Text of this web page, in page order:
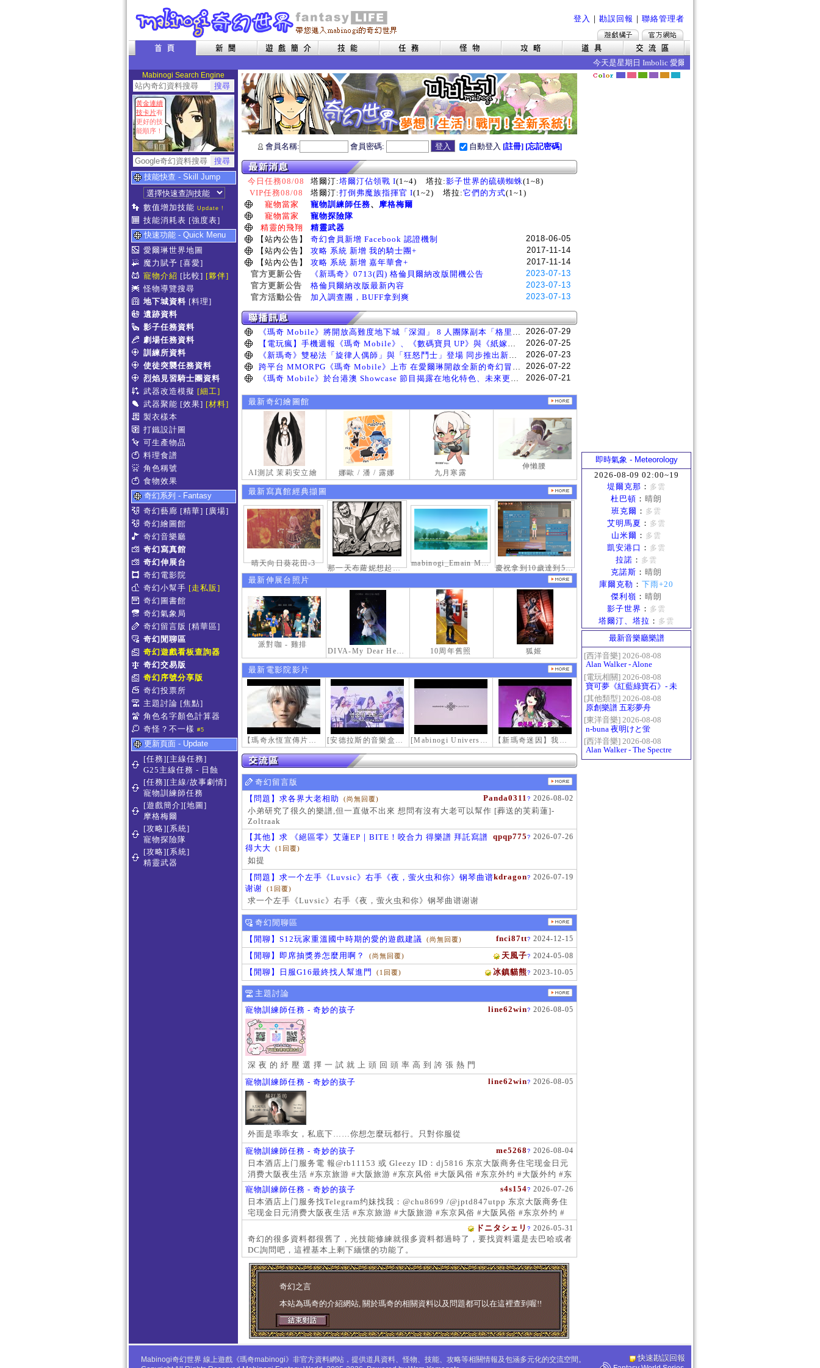
登入 ｜ 勘誤回報 ｜ 聯絡管理者
今天是星期日 Imbolic 愛爾琳立春 今日的效果如下 ‧暴擊率提
Mabinogi Search Engine
黃金連續
技卡片有
更好的技
能順序！
技能快查 - Skill Jump
數值增加技能 Update !
技能消耗表 [強度表]
快速功能 - Quick Menu
愛爾琳世界地圖
魔力賦予 [喜愛]
寵物介紹 [比較] [夥伴]
怪物導覽搜尋
地下城資料 [料理]
遺跡資料
影子任務資料
劇場任務資料
訓練所資料
使徒突襲任務資料
烈焰見習騎士團資料
武器改造模擬 [細工]
武器聚能 [效果] [材料]
製衣樣本
打鐵設計圖
可生產物品
料理食譜
角色稱號
食物效果
奇幻系列 - Fantasy
奇幻藝廊 [精華] [廣場]
奇幻繪圖館
奇幻音樂廳
奇幻寫真館
奇幻伸展台
奇幻電影院
奇幻小幫手 [走私販]
奇幻圖書館
奇幻氣象局
奇幻留言版 [精華區]
奇幻閒聊區
奇幻遊戲看板查詢器
奇幻交易版
奇幻序號分享版
奇幻投票所
主題討論 [焦點]
角色名字顏色計算器
奇怪？不一樣 #5
更新頁面 - Update
[任務][主線任務]
G25主線任務 - 日蝕
[任務][主線/故事劇情]
寵物訓練師任務
[遊戲簡介][地圖]
摩格梅爾
[攻略][系統]
寵物探險隊
[攻略][系統]
精靈武器
會員名稱: 會員密碼: 自動登入 [註冊] [忘記密碼]
今日任務08/08 塔爾汀:塔爾汀佔領戰 I(1~4) 塔拉:影子世界的硫磺蜘蛛(1~8)
VIP任務08/08
塔爾汀:打倒弗魔族指揮官 I(1~2) 塔拉:它們的方式(1~1)
寵物當家
寵物訓練師任務、 摩格梅爾
寵物當家
寵物探險隊
精靈的飛翔
精靈武器
【站內公告】
奇幻會員新增 Facebook 認證機制
2018-06-05
【站內公告】
攻略 系統 新增 我的騎士團+
2017-11-14
【站內公告】
攻略 系統 新增 嘉年華會+
2017-11-14
官方更新公告
《新瑪奇》0713(四) 格倫貝爾納改版開機公告
2023-07-13
官方更新公告
格倫貝爾納改版最新內容
2023-07-13
官方活動公告
加入調查團，BUFF拿到爽 2023-07-13
《瑪奇 Mobile》將開放高難度地下城「深淵」 8 人團隊副本「格里斯貝恩」將於 8 月 5 日登場
2026-07-29
【電玩瘋】手機週報《瑪奇 Mobile》、《數碼寶貝 UP》與《紙嫁衣 9 羅浮夢》等遊戲
2026-07-25
《新瑪奇》雙秘法「旋律人偶師」與「狂怒鬥士」登場 同步推出新系統「神秘工坊」
2026-07-23
跨平台 MMORPG《瑪奇 Mobile》上市 在愛爾琳開啟全新的奇幻冒險生活
2026-07-22
《瑪奇 Mobile》於台港澳 Showcase 節目揭露在地化特色、未來更新計畫等內容 首次公開台灣動畫
2026-07-21
最新奇幻繪圖館
AI測試 茉莉安立繪 娜歐 / 潘 / 露娜 九月寒露
伸懶腰
最新寫真館經典擷圖
晴天向日葵花田-3
那一天布蘿妮想起老佛的奶油手
mabinogi_Emain Macha_0900-1200_1
慶祝拿到10歲達到50級稱號紀念照
最新伸展台照片
派對咖 - 雞排
DIVA-My Dear Heroine- 10周年舊照 狐姬
最新電影院影片
【瑪奇永恆宣傳片】最初的感動 [安德拉斯的音樂盒｜靈魂的音樂盒] Mabinogi OST - Music Box of the Soul | Crossover COVER [Mabinogi Universe] 謝謝你來到這個世界... 【新瑪奇迷因】我更喜歡你
奇幻留言版
Panda0311 ? 2026-08-02
【問題】求各界大老相助 (尚無回覆)
小弟研究了很久的樂譜,但一直做不出來 想問有沒有大老可以幫作 [葬送的芙莉蓮]-
Zoltraak
qpqp775 ? 2026-07-26
【其他】求 《絕區零》艾蓮EP｜BITE！咬合力 得樂譜 拜託寫譜
得大大
(1回覆)
如提
kdragon? 2026-07-19
【問題】求一个左手《Luvsic》右手《夜，萤火虫和你》钢琴曲谱
谢谢
(1回覆)
求一个左手《Luvsic》右手《夜，萤火虫和你》钢琴曲谱谢谢
奇幻閒聊區
fnci87tt? 2024-12-15
【閒聊】S12玩家重溫國中時期的愛的遊戲建議 (尚無回覆)
天風子? 2024-05-08
【閒聊】即席抽獎券怎麼用啊？ (尚無回覆)
冰鎮貓熊? 2023-10-05
【閒聊】日服G16最終找人幫進門 (1回覆)
主題討論
line62win? 2026-08-05
寵物訓練師任務 - 奇妙的孩子
深 夜 的 紓 壓 選 擇 一 試 就 上 頭 回 頭 率 高 到 誇 張 熱 門
line62win? 2026-08-05
寵物訓練師任務 - 奇妙的孩子
外面是乖乖女，私底下……你想怎麼玩都行。只對你服從
me5268 ? 2026-08-04
寵物訓練師任務 - 奇妙的孩子
日本酒店上门服务電 報@rb11153 或 Gleezy ID：dj5816 东京大阪商务住宅现金日元
消费大阪夜生活 #东京旅游 #大阪旅游 #东京风俗 #大阪风俗 #东京外约 #大阪外约 #东
京上门服务 #大阪上门服务新宿风俗 #梅田风俗 #歌舞伎町 #日本女孩 #大阪女孩 #日
本萝莉 #大阪萝莉 #日本学生妹
s4s154? 2026-07-26
寵物訓練師任務 - 奇妙的孩子
日本酒店上门服务找Telegram约妹找我：@chu8699 /@jptd847utpp 东京大阪商务住
宅现金日元消费大阪夜生活 #东京旅游 #大阪旅游 #东京风俗 #大阪风俗 #东京外约 #
大阪外约 #东京上门服务 #大阪上门服务新宿风俗 #梅田风俗 #歌舞伎町 #心斋桥风俗
#日本女孩 #大阪女孩 #日本萝莉 #大阪萝莉 #日本学生妹
ドニタシェリ ? 2026-05-31
奇幻的很多資料都很舊了，光技能修練就很多資料都過時了，要找資料還是去巴哈或者
DC詢問吧，這裡基本上剩下緬懷的功能了。
奇幻之言
本站為瑪奇的介紹網站, 關於瑪奇的相關資料以及問題都可以在這裡查到喔!!
即時氣象 - Meteorology
2026-08-09 02:00~19
堤爾克那 ： 多雲
杜巴頓 ： 晴朗
班克爾 ： 多雲
艾明馬夏 ： 多雲
山米爾 ： 多雲
凱安港口 ： 多雲
拉諾 ： 多雲
克諾斯 ： 晴朗
庫爾克勒 ： 下雨+20
傑利嶺 ： 晴朗
影子世界 ： 多雲
塔爾汀、塔拉 ： 多雲
最新音樂廳樂譜
[西洋音樂] 2026-08-08
Alan Walker - Alone
[電玩相關] 2026-08-08
寶可夢《紅藍綠寶石》- 未
白鎮BGM (Littleroot Town)
[其他類型] 2026-08-08
原創樂譜 五彩夢舟
[東洋音樂] 2026-08-08
n-buna 夜明けと蛍
[西洋音樂] 2026-08-08
Alan Walker - The Spectre
Mabinogi奇幻世界 線上遊戲《瑪奇mabinogi》非官方資料網站，提供道具資料、怪物、技能、攻略等相關情報及包涵多元化的交流空間。
快速勘誤回報